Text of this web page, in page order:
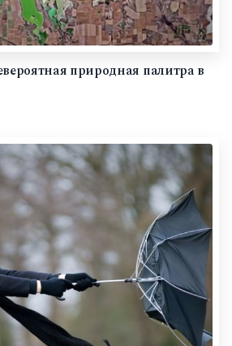
природная палитра в